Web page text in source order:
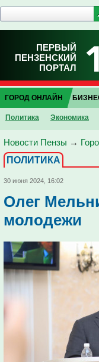
ПЕРВЫЙ
ПЕНЗЕНСКИЙ
ПОРТАЛ
ГОРОД ОНЛАЙН
Политика Экономика
Новости Пензы →
ПОЛИТИКА
30 июня 2024, 16:02
Олег
молодежи